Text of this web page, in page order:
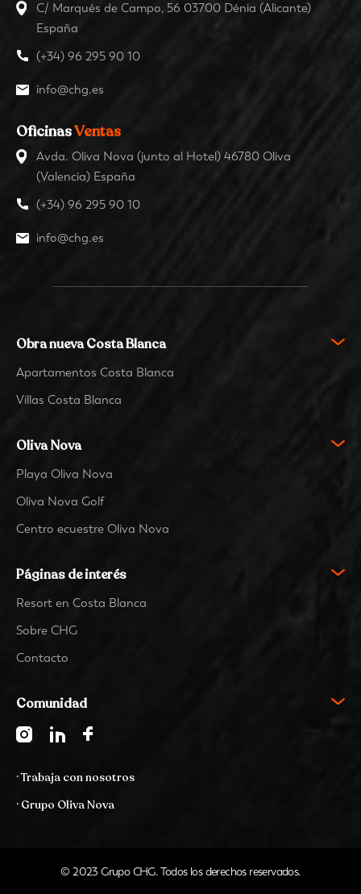
C/ Marqués de Campo, 56 03700 Dénia (Alicante)
España
(+34) 96 295 90 10
info@chg.es
OficinasVentas
Avda. Oliva Nova (junto al Hotel) 46780 Oliva
(Valencia) España
(+34) 96 295 90 10
info@chg.es
Obra nueva Costa Blanca
Apartamentos Costa Blanca
Villas Costa Blanca
Oliva Nova
Playa Oliva Nova
Oliva Nova Golf
Centro ecuestre Oliva Nova
Páginas de interés
Resort en Costa Blanca
Sobre CHG
Contacto
Comunidad
· Trabaja con nosotros
· Grupo Oliva Nova
© 2023 Grupo CHG. Todos los derechos reservados.